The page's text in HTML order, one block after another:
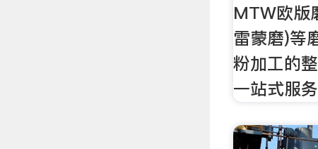
MTW欧版
雷蒙磨)等
粉加工的
一站式服务